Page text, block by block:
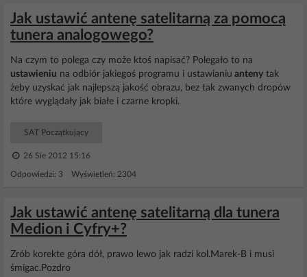
Jak ustawić antenę satelitarną za pomocą
tunera analogowego?
Na czym to polega czy może ktoś napisać? Polegało to na
ustawieniu na odbiór jakiegoś programu i ustawianiu anteny tak
żeby uzyskać jak najlepszą jakość obrazu, bez tak zwanych dropów
które wyglądały jak białe i czarne kropki.
SAT Początkujący
26 Sie 2012 15:16
Odpowiedzi: 3 Wyświetleń: 2304
Jak ustawić antenę satelitarną dla tunera
Medion i Cyfry+?
Zrób korekte góra dół, prawo lewo jak radzi kol.Marek-B i musi
śmigac.Pozdro